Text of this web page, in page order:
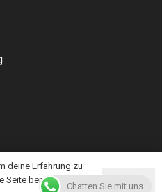
Chatten Sie mit uns
deine Erfahrung zu
Seite benutzt,